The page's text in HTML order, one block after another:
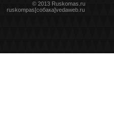
© 2013 Ruskomas.ru
ruskompas[собака]vedaweb.ru